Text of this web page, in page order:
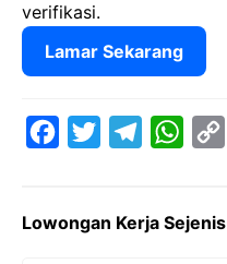
verifikasi.
Lamar Sekarang
e
t
e
W
t
y
Lowongan Kerja Sejenis